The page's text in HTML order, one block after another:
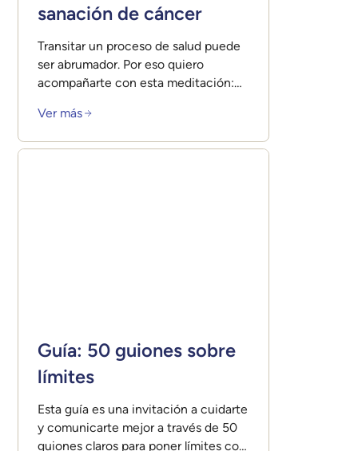
sanación de cáncer
Transitar un proceso de salud puede
ser abrumador. Por eso quiero
acompañarte con esta meditación:
como tu aliado, activar tu energía
sanadora y recordarte que sanar no
Ver más
Guía: 50 guiones sobre
límites
Esta guía es una invitación a cuidarte
y comunicarte mejor a través de 50
guiones claros para poner límites con